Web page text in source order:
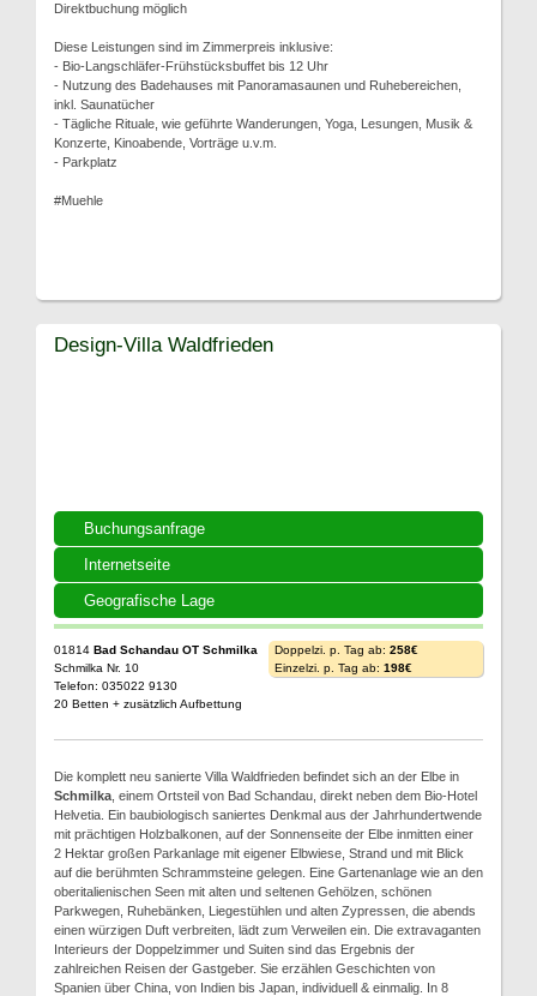
Direktbuchung möglich
Diese Leistungen sind im Zimmerpreis inklusive:
- Bio-Langschläfer-Frühstücksbuffet bis 12 Uhr
- Nutzung des Badehauses mit Panoramasaunen und Ruhebereichen,
inkl. Saunatücher
- Tägliche Rituale, wie geführte Wanderungen, Yoga, Lesungen, Musik &
Konzerte, Kinoabende, Vorträge u.v.m.
- Parkplatz
#Muehle
Buchungsanfrage
Internetseite
Geografische Lage
Design-Villa Waldfrieden
01814 Bad Schandau OT Schmilka
Schmilka Nr. 10
Telefon: 035022 9130
20 Betten + zusätzlich Aufbettung
Doppelzi. p. Tag ab: 258€
Einzelzi. p. Tag ab: 198€
Die komplett neu sanierte Villa Waldfrieden befindet sich an der Elbe in
Schmilka , einem Ortsteil von Bad Schandau, direkt neben dem Bio-Hotel
Helvetia. Ein baubiologisch saniertes Denkmal aus der Jahrhundertwende
mit prächtigen Holzbalkonen, auf der Sonnenseite der Elbe inmitten einer
2 Hektar großen Parkanlage mit eigener Elbwiese, Strand und mit Blick
auf die berühmten Schrammsteine gelegen. Eine Gartenanlage wie an den
oberitalienischen Seen mit alten und seltenen Gehölzen, schönen
Parkwegen, Ruhebänken, Liegestühlen und alten Zypressen, die abends
einen würzigen Duft verbreiten, lädt zum Verweilen ein. Die extravaganten
Interieurs der Doppelzimmer und Suiten sind das Ergebnis der
zahlreichen Reisen der Gastgeber. Sie erzählen Geschichten von
Spanien über China, von Indien bis Japan, individuell & einmalig. In 8